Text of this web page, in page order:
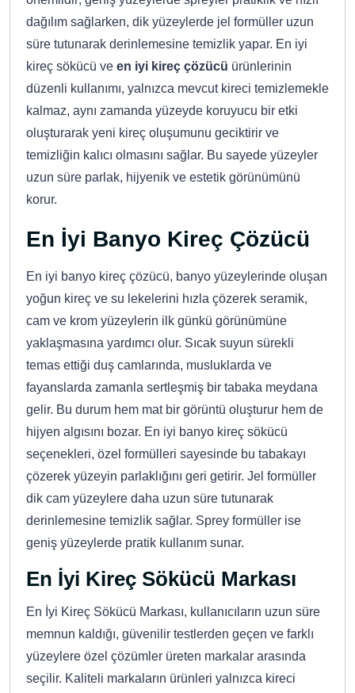
dağılım sağlarken, dik yüzeylerde jel formüller uzun
süre tutunarak derinlemesine temizlik yapar. En iyi
kireç sökücü ve en iyi kireç çözücü ürünlerinin
düzenli kullanımı, yalnızca mevcut kireci temizlemekle
kalmaz, aynı zamanda yüzeyde koruyucu bir etki
oluşturarak yeni kireç oluşumunu geciktirir ve
temizliğin kalıcı olmasını sağlar. Bu sayede yüzeyler
uzun süre parlak, hijyenik ve estetik görünümünü
korur.
En İyi Banyo Kireç Çözücü
En iyi banyo kireç çözücü, banyo yüzeylerinde oluşan
yoğun kireç ve su lekelerini hızla çözerek seramik,
cam ve krom yüzeylerin ilk günkü görünümüne
yaklaşmasına yardımcı olur. Sıcak suyun sürekli
temas ettiği duş camlarında, musluklarda ve
fayanslarda zamanla sertleşmiş bir tabaka meydana
gelir. Bu durum hem mat bir görüntü oluşturur hem de
hijyen algısını bozar. En iyi banyo kireç sökücü
seçenekleri, özel formülleri sayesinde bu tabakayı
çözerek yüzeyin parlaklığını geri getirir. Jel formüller
dik cam yüzeylere daha uzun süre tutunarak
derinlemesine temizlik sağlar. Sprey formüller ise
geniş yüzeylerde pratik kullanım sunar.
En İyi Kireç Sökücü Markası
En İyi Kireç Sökücü Markası, kullanıcıların uzun süre
memnun kaldığı, güvenilir testlerden geçen ve farklı
yüzeylere özel çözümler üreten markalar arasında
seçilir. Kaliteli markaların ürünleri yalnızca kireci